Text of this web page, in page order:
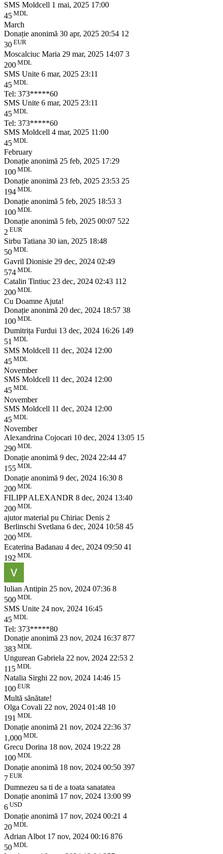
SMS Moldcell 1 mai, 2025 17:00
45 MDL
March
Donație anonimă 30 apr, 2025 20:54 12
30 EUR
Moscalciuc Maria 29 mar, 2025 14:07 3
200 MDL
SMS Unite 6 mar, 2025 23:11
45 MDL
Tel: 373*****60
SMS Unite 6 mar, 2025 23:11
45 MDL
Tel: 373*****60
SMS Moldcell 4 mar, 2025 11:00
45 MDL
February
Donație anonimă 25 feb, 2025 17:29
100 MDL
Donație anonimă 23 feb, 2025 23:53 25
194 MDL
Donație anonimă 5 feb, 2025 18:53 3
100 MDL
Donație anonimă 5 feb, 2025 00:07 522
2 EUR
Sirbu Tatiana 30 ian, 2025 18:48
50 MDL
Gavril Dionisie 29 dec, 2024 02:49
574 MDL
Catalin Tintiuc 23 dec, 2024 02:43 112
200 MDL
Cu Doamne Ajuta!
Donație anonimă 20 dec, 2024 18:57 38
100 MDL
Dumitrița Furdui 13 dec, 2024 16:26 149
51 MDL
SMS Moldcell 11 dec, 2024 12:00
45 MDL
November
SMS Moldcell 11 dec, 2024 12:00
45 MDL
November
SMS Moldcell 11 dec, 2024 12:00
45 MDL
November
Alexandrina Cojocari 10 dec, 2024 13:05 15
290 MDL
Donație anonimă 9 dec, 2024 22:44 47
155 MDL
Donație anonimă 9 dec, 2024 16:30 8
200 MDL
FILIPP ALEXANDR 8 dec, 2024 13:40
200 MDL
ajutor material pu Chiriac Denis 2
Berlinschi Svetlana 6 dec, 2024 10:58 45
200 MDL
Ecaterina Badanau 4 dec, 2024 09:50 41
192 MDL
Iulian Antipin 25 nov, 2024 07:36 8
500 MDL
SMS Unite 24 nov, 2024 16:45
45 MDL
Tel: 373*****80
Donație anonimă 23 nov, 2024 16:37 877
383 MDL
Ungurean Gabriela 22 nov, 2024 22:53 2
115 MDL
Natalia Sirghi 22 nov, 2024 14:46 15
100 EUR
Multă sănătate!
Olga Covali 22 nov, 2024 01:48 10
191 MDL
Donație anonimă 21 nov, 2024 22:36 37
1,000 MDL
Grecu Dorina 18 nov, 2024 19:22 28
100 MDL
Donație anonimă 18 nov, 2024 00:50 397
7 EUR
Dumnezeu sa ti de a toata sanatatea
Donație anonimă 17 nov, 2024 13:00 99
6 USD
Donație anonimă 17 nov, 2024 00:21 4
20 MDL
Adrian Albot 17 nov, 2024 00:16 876
50 MDL